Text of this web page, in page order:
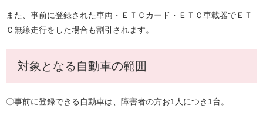
また、事前に登録された車両・ＥＴＣカード・ＥＴＣ車載器でＥＴ
Ｃ無線走行をした場合も割引されます。
対象となる自動車の範囲
〇事前に登録できる自動車は、障害者の方お1人につき1台。